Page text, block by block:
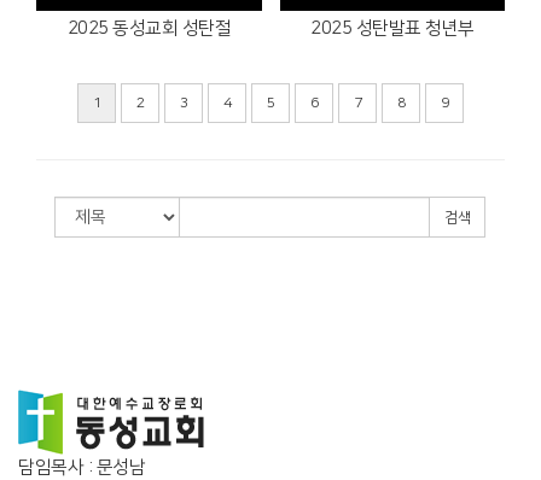
2025 동성교회 성탄절 2025 성탄발표 청년부
1 2 3 4 5 6 7 8 9
검색
담임목사 : 문성남